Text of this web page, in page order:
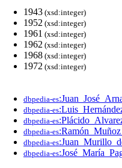
1943 (xsd:integer)
1952 (xsd:integer)
1961 (xsd:integer)
1962 (xsd:integer)
1968 (xsd:integer)
1972 (xsd:integer)
dbpedia-es
dbpedia-es
dbpedia-es
dbpedia-es
dbpedia-es
dbpedia-es